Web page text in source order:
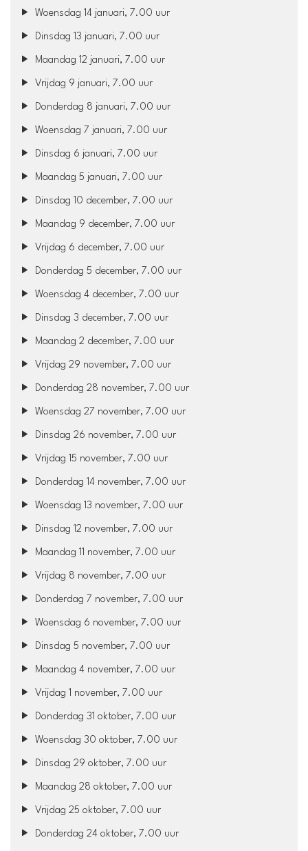
Woensdag 14 januari, 7.00 uur
Dinsdag 13 januari, 7.00 uur
Maandag 12 januari, 7.00 uur
Vrijdag 9 januari, 7.00 uur
Donderdag 8 januari, 7.00 uur
Woensdag 7 januari, 7.00 uur
Dinsdag 6 januari, 7.00 uur
Maandag 5 januari, 7.00 uur
Dinsdag 10 december, 7.00 uur
Maandag 9 december, 7.00 uur
Vrijdag 6 december, 7.00 uur
Donderdag 5 december, 7.00 uur
Woensdag 4 december, 7.00 uur
Dinsdag 3 december, 7.00 uur
Maandag 2 december, 7.00 uur
Vrijdag 29 november, 7.00 uur
Donderdag 28 november, 7.00 uur
Woensdag 27 november, 7.00 uur
Dinsdag 26 november, 7.00 uur
Vrijdag 15 november, 7.00 uur
Donderdag 14 november, 7.00 uur
Woensdag 13 november, 7.00 uur
Dinsdag 12 november, 7.00 uur
Maandag 11 november, 7.00 uur
Vrijdag 8 november, 7.00 uur
Donderdag 7 november, 7.00 uur
Woensdag 6 november, 7.00 uur
Dinsdag 5 november, 7.00 uur
Maandag 4 november, 7.00 uur
Vrijdag 1 november, 7.00 uur
Donderdag 31 oktober, 7.00 uur
Woensdag 30 oktober, 7.00 uur
Dinsdag 29 oktober, 7.00 uur
Maandag 28 oktober, 7.00 uur
Vrijdag 25 oktober, 7.00 uur
Donderdag 24 oktober, 7.00 uur